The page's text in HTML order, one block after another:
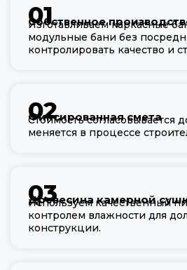
01
Собственное
Изготавливаем каркасные
модульные бани без
контролировать качество и
02
Фиксированная смета
Стоимость согласовывается
меняется в процессе
03
Древесина камерной
Используем качественный
контролем влажности для
конструкции.